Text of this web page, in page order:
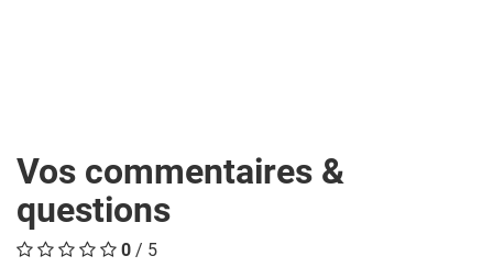
Vos commentaires &
questions
0 / 5